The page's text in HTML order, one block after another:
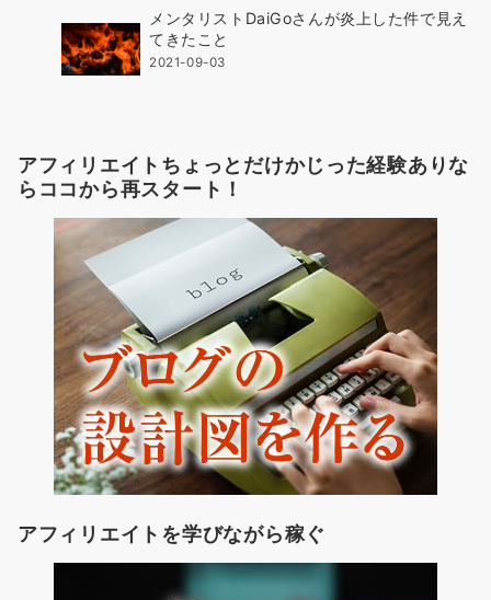
メンタリストDaiGoさんが炎上した件で見え
てきたこと
2021-09-03
アフィリエイトちょっとだけかじった経験ありな
らココから再スタート！
アフィリエイトを学びながら稼ぐ